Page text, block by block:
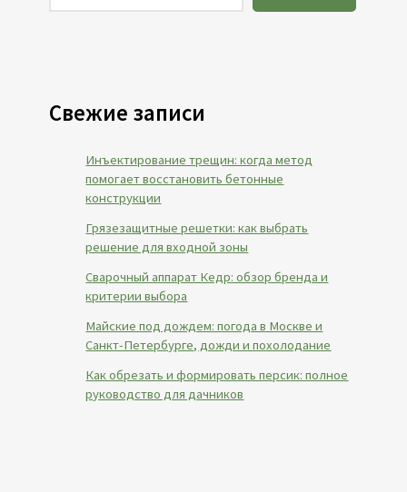
Свежие записи
Инъектирование трещин: когда метод
помогает восстановить бетонные
конструкции
Грязезащитные решетки: как выбрать
решение для входной зоны
Сварочный аппарат Кедр: обзор бренда и
критерии выбора
Майские под дождем: погода в Москве и
Санкт-Петербурге, дожди и похолодание
Как обрезать и формировать персик: полное
руководство для дачников